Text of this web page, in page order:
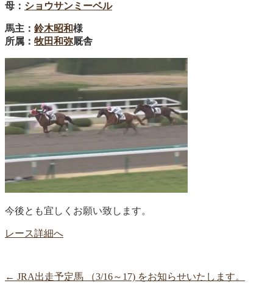
母： ショウサンミーベル
馬主： 鈴木昭和様
所属： 牧田和弥厩舎
今後とも宜しくお願い致します。
レース詳細へ
← JRA出走予定馬 （3/16～17) をお知らせいたします。